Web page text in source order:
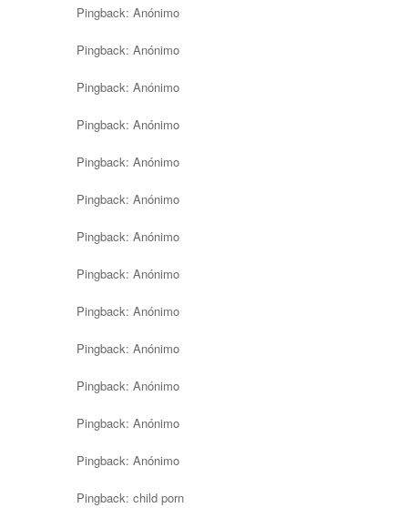
Pingback: Anónimo
Pingback: Anónimo
Pingback: Anónimo
Pingback: Anónimo
Pingback: Anónimo
Pingback: Anónimo
Pingback: Anónimo
Pingback: Anónimo
Pingback: Anónimo
Pingback: Anónimo
Pingback: Anónimo
Pingback: Anónimo
Pingback: Anónimo
Pingback: child porn